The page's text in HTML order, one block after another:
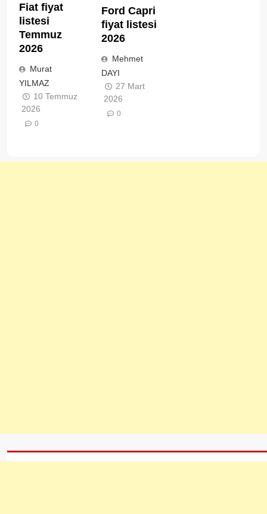
Fiat fiyat
listesi
Temmuz
2026
Murat
YILMAZ
10 Temmuz
2026
0
Ford Capri
fiyat listesi
2026
Mehmet
DAYI
27 Mart
2026
0